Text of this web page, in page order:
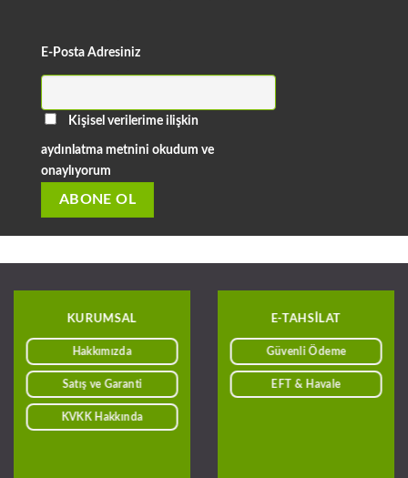
E-Posta Adresiniz
Kişisel verilerime ilişkin
aydınlatma metnini okudum ve
onaylıyorum
KURUMSAL
Hakkımızda
Satış ve Garanti
KVKK Hakkında
E-TAHSILAT
Güvenli Ödeme
EFT & Havale